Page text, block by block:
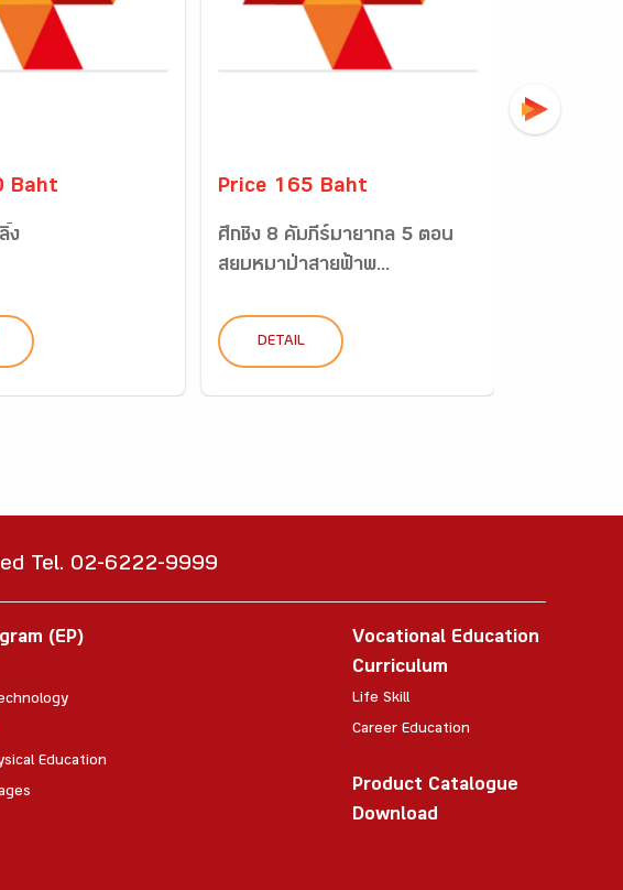
Baht
ง
Price 165 Baht
ศึกชิง 8 คัมภีร์มายากล 5 ตอน
สยบหมาป่าสายฟ้าพ...
DETAIL
Tel. 02-6222-9999
(EP)
Education
Vocational Education
Curriculum
Life Skill
Career Education
Product Catalogue
Download